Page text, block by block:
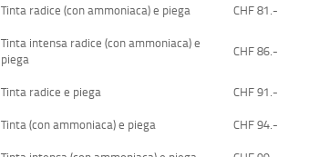
Tinta radice (con ammoniaca) e piega
CHF 81.-
Tinta intensa radice (con ammoniaca) e
piega
CHF 86.-
Tinta radice e piega CHF 91.-
Tinta (con ammoniaca) e piega
CHF 94.-